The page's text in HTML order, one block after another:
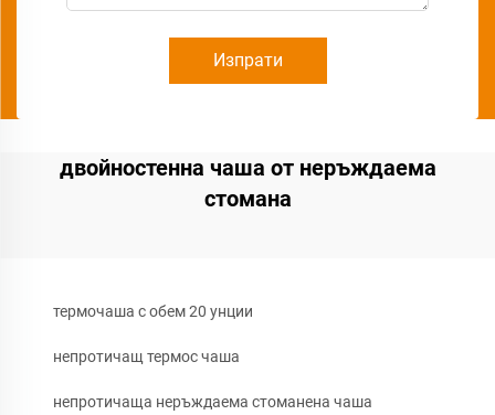
Изпрати
двойностенна чаша от неръждаема
стомана
термочаша с обем 20 унции
непротичащ термос чаша
непротичаща неръждаема стоманена чаша